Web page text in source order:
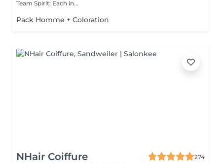
Team Spirit: Each in...
Pack Homme + Coloration
NHair Coiffure
274